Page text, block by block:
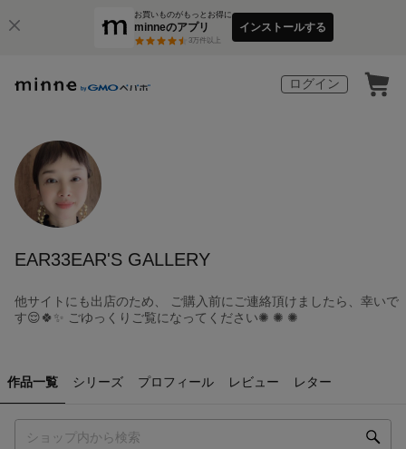
お買いものがもっとお得に
minneのアプリ
3万件以上
インストールする
ログイン
EAR33EAR'S GALLERY
他サイトにも出店のため、 ご購入前にご連絡頂けましたら、幸いで
す😌🍀✨ ごゆっくりご覧になってください✺ ✺ ✺
作品一覧 シリーズ プロフィール レビュー レター